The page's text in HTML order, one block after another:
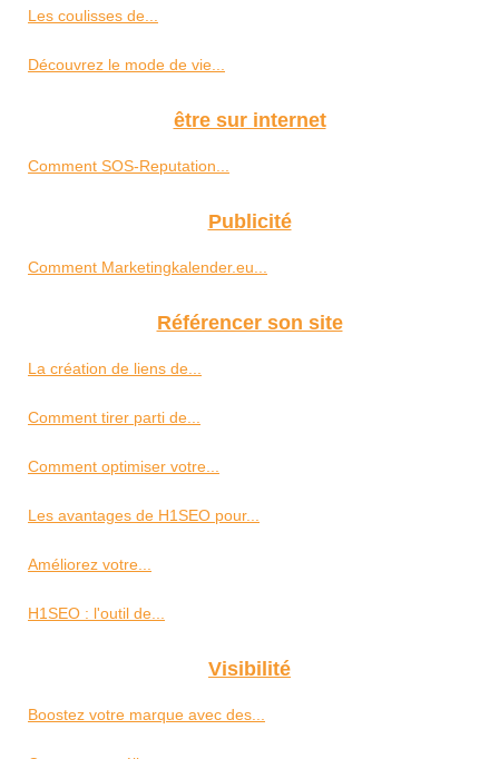
Les coulisses de...
Découvrez le mode de vie...
être sur internet
Comment SOS-Reputation...
Publicité
Comment Marketingkalender.eu...
Référencer son site
La création de liens de...
Comment tirer parti de...
Comment optimiser votre...
Les avantages de H1SEO pour...
Améliorez votre...
H1SEO : l'outil de...
Visibilité
Boostez votre marque avec des...